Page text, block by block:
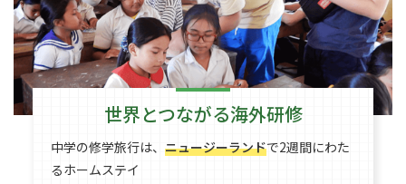
世界とつながる海外研修
中学の修学旅行は、 ニュージーランドで2週間にわた
るホームステイ